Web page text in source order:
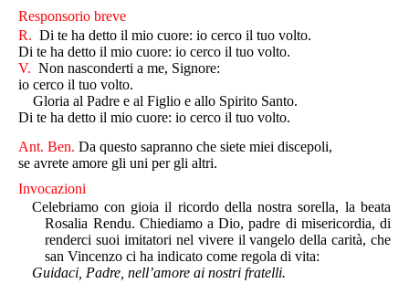
Responsorio breve
R. Di te ha detto il mio cuore: io cerco il tuo volto.
Di te ha detto il mio cuore: io cerco il tuo volto.
V. Non nasconderti a me, Signore:
io cerco il tuo volto.
Gloria al Padre e al Figlio e allo Spirito Santo.
Di te ha detto il mio cuore: io cerco il tuo volto.
Ant. Ben. Da questo sapranno che siete miei discepoli,
se avrete amore gli uni per gli altri.
Invocazioni
Celebriamo con gioia il ricordo della nostra sorella, la beata
Rosalia Rendu. Chiediamo a Dio, padre di misericordia, di
renderci suoi imitatori nel vivere il van­gelo della carità, che
san Vincenzo ci ha indicato come regola di vita:
Guidaci, Padre, nell’amore ai nostri fratelli.